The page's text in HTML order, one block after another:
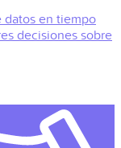
datos en tiempo
decisiones sobre